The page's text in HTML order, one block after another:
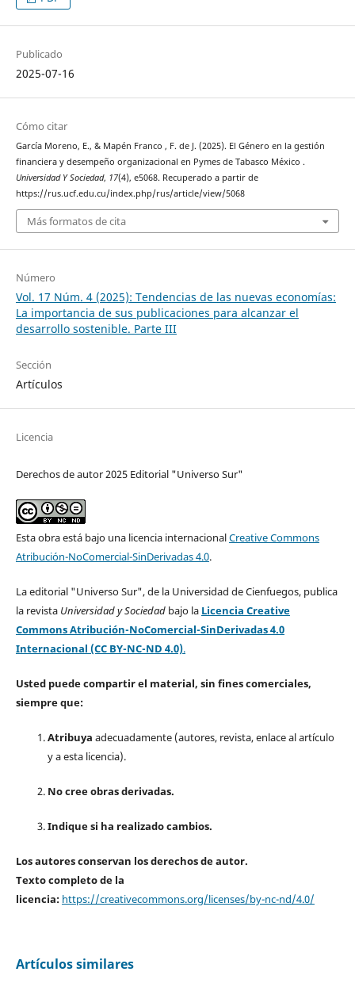
Publicado
2025-07-16
Cómo citar
García Moreno, E., & Mapén Franco , F. de J. (2025). El Género en la gestión
financiera y desempeño organizacional en Pymes de Tabasco México .
Universidad Y Sociedad, 17(4), e5068. Recuperado a partir de
https://rus.ucf.edu.cu/index.php/rus/article/view/5068
Más formatos de cita
Número
Vol. 17 Núm. 4 (2025): Tendencias de las nuevas economías:
La importancia de sus publicaciones para alcanzar el
desarrollo sostenible. Parte III
Sección
Artículos
Licencia
Derechos de autor 2025 Editorial "Universo Sur"
Esta obra está bajo una licencia internacionalCreative Commons
Atribución-NoComercial-SinDerivadas 4.0.
La editorial "Universo Sur", de la Universidad de Cienfuegos, publica
la revista Universidad y Sociedad bajo la Licencia Creative
Commons Atribución-NoComercial-SinDerivadas 4.0
Internacional (CC BY-NC-ND 4.0).
Usted puede compartir el material, sin fines comerciales,
siempre que:
Atribuya adecuadamente (autores, revista, enlace al artículo
y a esta licencia).
No cree obras derivadas.
Indique si ha realizado cambios.
Los autores conservan los derechos de autor.
Texto completo de la
licencia: https://creativecommons.org/licenses/by-nc-nd/4.0/
Artículos similares